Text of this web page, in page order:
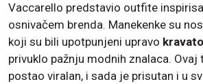
Vaccarello predstavio outfite
osnivačem brenda. Manekenke su
koji su bili upotpunjeni upravo
privuklo pažnju modnih znalaca. Ovaj
postao viralan, i sada je prisutan i u